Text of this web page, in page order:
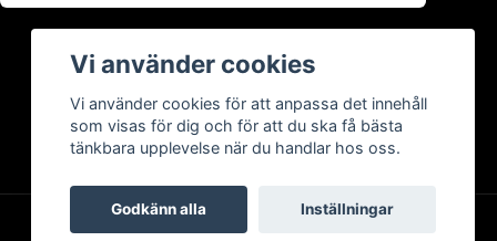
Vi använder cookies
Vi använder cookies för att anpassa det innehåll
som visas för dig och för att du ska få bästa
tänkbara upplevelse när du handlar hos oss.
Godkänn alla Inställningar